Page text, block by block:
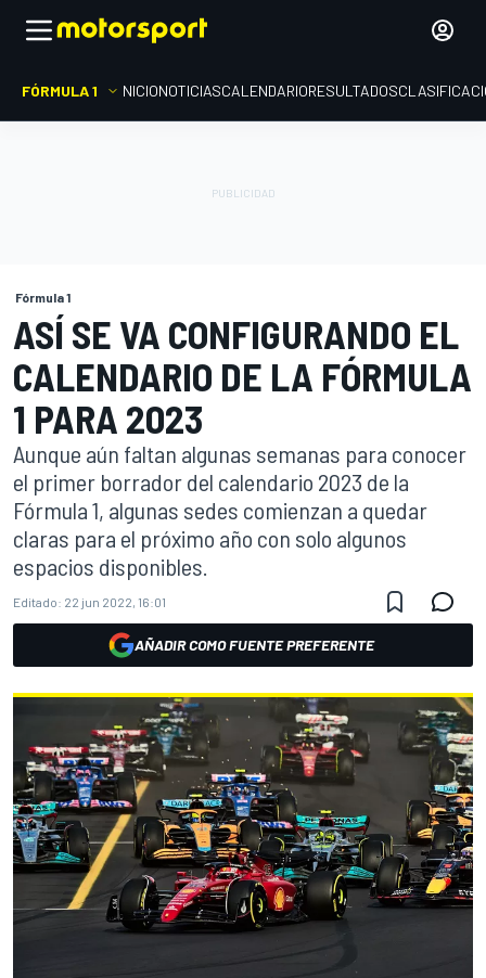
FÓRMULA 1 INICIONOTICIASCALENDARIORESULTADOS
Fórmula 1
ASÍ SE VA CONFIGURANDO EL
CALENDARIO DE LA FÓRMULA
1 PARA 2023
Aunque aún faltan algunas semanas para conocer
el primer borrador del calendario 2023 de la
Fórmula 1, algunas sedes comienzan a quedar
claras para el próximo año con solo algunos
espacios disponibles.
Editado: 22 jun 2022, 16:01
AÑADIR COMO FUENTE PREFERENTE